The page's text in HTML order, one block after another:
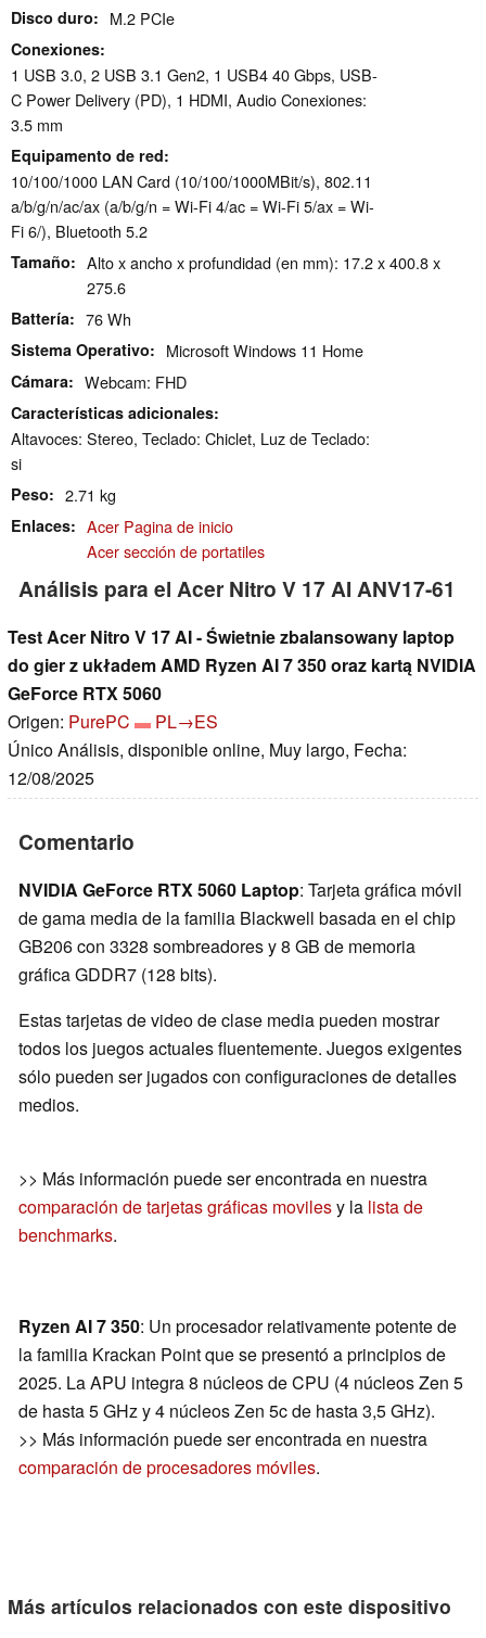
Disco duro M.2 PCIe
Conexiones
1 USB 3.0, 2 USB 3.1 Gen2, 1 USB4 40 Gbps, USB-
C Power Delivery (PD), 1 HDMI, Audio Conexiones:
3.5 mm
Equipamento de red
10/100/1000 LAN Card (10/100/1000MBit/s), 802.11
a/b/g/n/ac/ax (a/b/g/n = Wi-Fi 4/ac = Wi-Fi 5/ax = Wi-
Fi 6/), Bluetooth 5.2
Tamaño
Alto x ancho x profundidad (en mm): 17.2 x 400.8 x
275.6
Battería 76 Wh
Sistema Operativo Microsoft Windows 11 Home
Cámara Webcam: FHD
Características adicionales
Altavoces: Stereo, Teclado: Chiclet, Luz de Teclado:
si
Peso 2.71 kg
Enlaces
Acer Pagina de inicio
Acer sección de portatiles
Análisis para el Acer Nitro V 17 AI ANV17-61
Test Acer Nitro V 17 AI - Świetnie zbalansowany laptop
do gier z układem AMD Ryzen AI 7 350 oraz kartą NVIDIA
GeForce RTX 5060
Origen: PurePC
PL→ES
Único Análisis, disponible online, Muy largo, Fecha:
12/08/2025
Comentario
NVIDIA GeForce RTX 5060 Laptop: Tarjeta gráfica móvil
de gama media de la familia Blackwell basada en el chip
GB206 con 3328 sombreadores y 8 GB de memoria
gráfica GDDR7 (128 bits).
Estas tarjetas de video de clase media pueden mostrar
todos los juegos actuales fluentemente. Juegos exigentes
sólo pueden ser jugados con configuraciones de detalles
medios.
>> Más información puede ser encontrada en nuestra
comparación de tarjetas gráficas movilesy la lista de
benchmarks.
Ryzen AI 7 350: Un procesador relativamente potente de
la familia Krackan Point que se presentó a principios de
2025. La APU integra 8 núcleos de CPU (4 núcleos Zen 5
de hasta 5 GHz y 4 núcleos Zen 5c de hasta 3,5 GHz).
>> Más información puede ser encontrada en nuestra
comparación de procesadores móviles.
Más artículos relacionados con este dispositivo